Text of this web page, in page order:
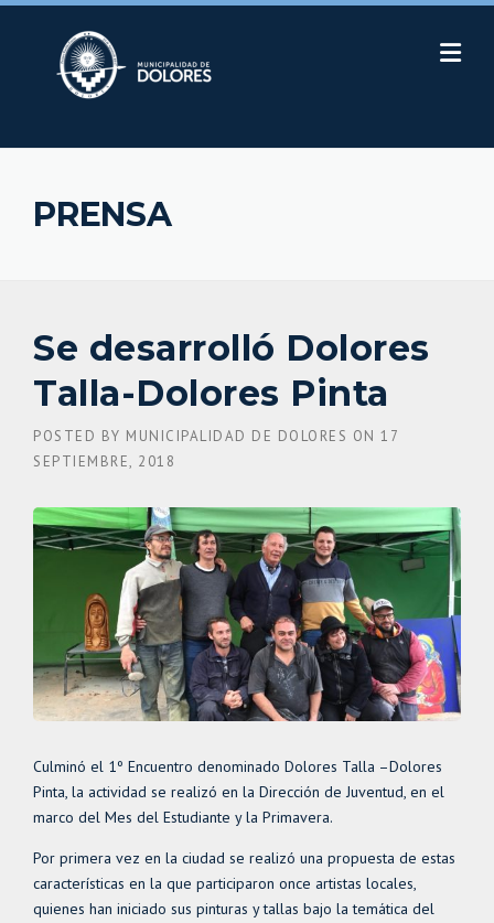
Skip
PRENSA
Se desarrolló Dolores
Talla-Dolores Pinta
POSTED BY MUNICIPALIDAD DE DOLORES ON 17
SEPTIEMBRE, 2018
Culminó el 1º Encuentro denominado Dolores Talla –Dolores
Pinta, la actividad se realizó en la Dirección de Juventud, en el
marco del Mes del Estudiante y la Primavera.
Por primera vez en la ciudad se realizó una propuesta de estas
características en la que participaron once artistas locales,
quienes han iniciado sus pinturas y tallas bajo la temática del